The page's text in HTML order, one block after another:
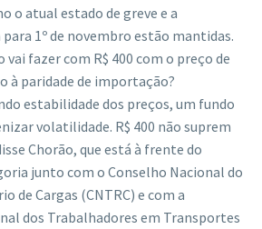
o atual estado de greve e a
1º de novembro estão mantidas.
vai fazer com R$ 400 com o preço de
à paridade de importação?
estabilidade dos preços, um fundo
volatilidade. R$ 400 não suprem
Chorão, que está à frente do
junto com o Conselho Nacional do
de Cargas (CNTRC) e com a
dos Trabalhadores em Transportes